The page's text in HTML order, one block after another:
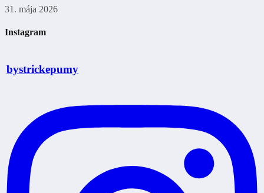
31. mája 2026
Instagram
bystrickepumy